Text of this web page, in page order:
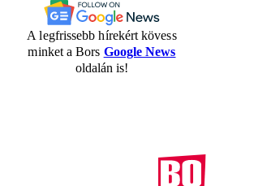
A legfrissebb hírekért kövess
minket a Bors Google News
oldalán is!